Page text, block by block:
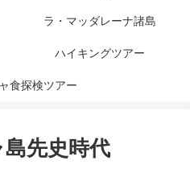
ラ・マッダレーナ諸島
ハイキングツアー
食探検ツアー
先史時代